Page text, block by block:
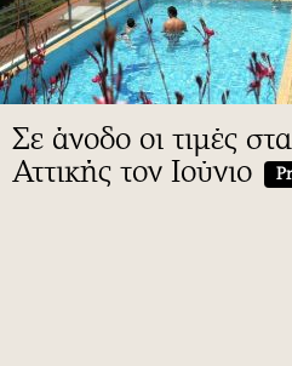
Σε άνοδο οι τιμές
Αττικής τον Ιούνιο